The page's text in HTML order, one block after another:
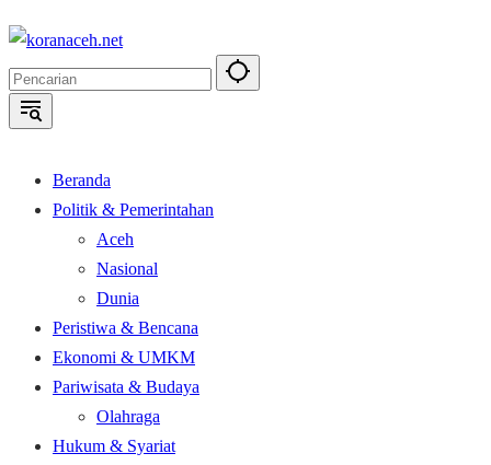
Langsung
konten
Beranda
Politik & Pemerintahan
Aceh
Nasional
Dunia
Peristiwa & Bencana
Ekonomi & UMKM
Pariwisata & Budaya
Olahraga
Hukum & Syariat